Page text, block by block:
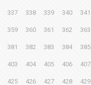
337 338 339 340 341
359 360 361 362 363
381 382 383 384 385
403 404 405 406 407
425 426 427 428 429